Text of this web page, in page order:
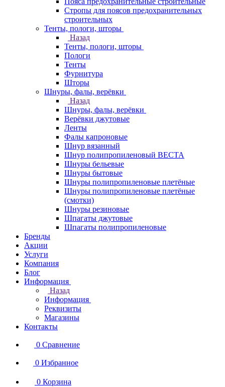
Стропы для поясов предохранительных
строительных
Тенты, пологи, шторы
Назад
Тенты, пологи, шторы
Пологи
Тенты
Фурнитура
Шторы
Шнуры, фалы, верёвки
Назад
Шнуры, фалы, верёвки
Верёвки джутовые
Ленты
Фалы капроновые
Шнур вязанный
Шнур полипропиленовый ВЕСТА
Шнуры бельевые
Шнуры бытовые
Шнуры полипропиленовые плетёные
Шнуры полипропиленовые плетёные
(смотки)
Шнуры резиновые
Шпагаты джутовые
Шпагаты полипропиленовые
Бренды
Акции
Услуги
Компания
Блог
Информация
Назад
Информация
Реквизиты
Магазины
Контакты
0 Сравнение
0 Избранное
0 Корзина